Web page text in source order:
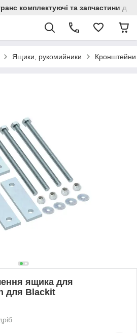
комплектуючі та запчастини
Ящики, рукомийники Кронштейни
ящика для
для Blackit